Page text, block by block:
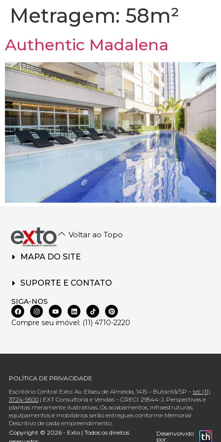
Metragem: 58m²
Authentic Madalena
MAPA DO SITE
SUPORTE E CONTATO
SIGA-NOS
Compre seu imóvel: (11) 4710-2220
Voltar ao Topo
POLÍTICA DE PRIVACIDADE
Escritório Central Exto: Av. Eliseu de Almeida, 1415 – Butantã/SP – tel: (11)
3724-9500| EXT Consultoria e Vendas – CRECI: 29544-J. Perspectivas e
plantas meramente ilustrativas. Os acabamentos, infraestruturas,
equipamentos e mobiliários serão entregues conforme Memorial
Descritivo de cada empreendimento.
Copyright © 2026 - Exto | Todos os direitos
Desenvolvido
por: